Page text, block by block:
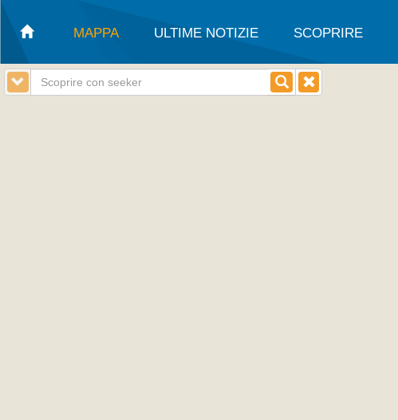
MAPPA ULTIME NOTIZIE SCOPRIRE